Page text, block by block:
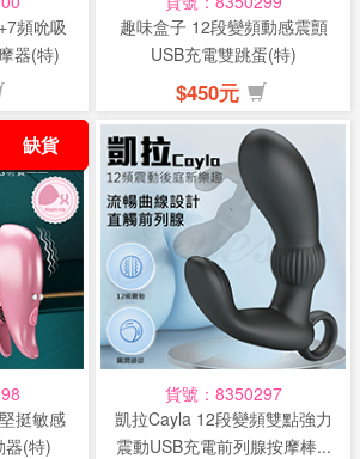
頻吮吸
器(特)
趣味盒子 12段變頻動感震顫
USB充電雙跳蛋(特)
$450元
挺敏感
器(特)
缺貨
貨號：8350297
凱拉Cayla 12段變頻雙點強力
震動USB充電前列腺按摩棒...